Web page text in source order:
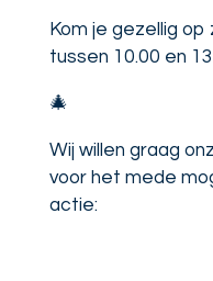
Kom je gezellig
tussen 10.00 en
🎄
Wij willen graag
voor het mede
actie: